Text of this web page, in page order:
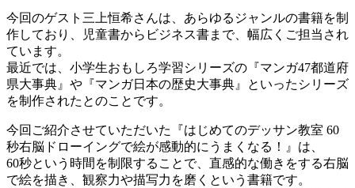
今回のゲスト三上恒希さんは、あらゆるジャンルの書籍を制
作しており、児童書からビジネス書まで、幅広くご担当され
ています。
最近では、小学生おもしろ学習シリーズの『マンガ47都道府
県大事典』や『マンガ日本の歴史大事典』といったシリーズ
を制作されたとのことです。
今回ご紹介させていただいた『はじめてのデッサン教室 60
秒右脳ドローイングで絵が感動的にうまくなる！』は、
60秒という時間を制限することで、直感的な働きをする右脳
で絵を描き、観察力や描写力を磨くという書籍です。